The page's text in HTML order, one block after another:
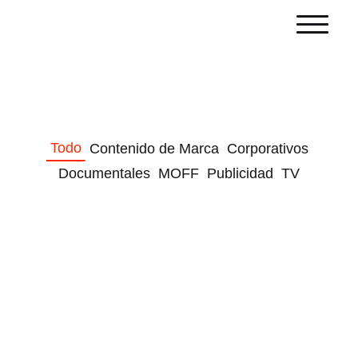
Contenido de Marca Corporativos
Documentales MOFF Publicidad TV
Todo